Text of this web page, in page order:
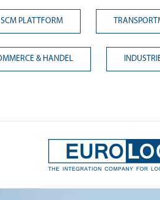
SCM PLATTFORM
& HANDEL